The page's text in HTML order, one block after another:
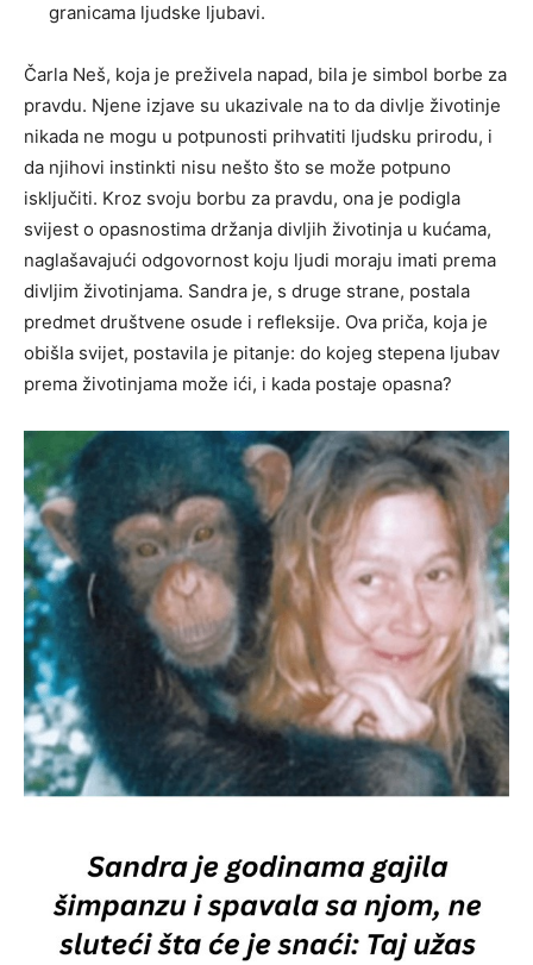
granicama ljudske ljubavi.
Čarla Neš, koja je preživela napad, bila je simbol borbe za
pravdu. Njene izjave su ukazivale na to da divlje životinje
nikada ne mogu u potpunosti prihvatiti ljudsku prirodu, i
da njihovi instinkti nisu nešto što se može potpuno
isključiti. Kroz svoju borbu za pravdu, ona je podigla
svijest o opasnostima držanja divljih životinja u kućama,
naglašavajući odgovornost koju ljudi moraju imati prema
divljim životinjama. Sandra je, s druge strane, postala
predmet društvene osude i refleksije. Ova priča, koja je
obišla svijet, postavila je pitanje: do kojeg stepena ljubav
prema životinjama može ići, i kada postaje opasna?